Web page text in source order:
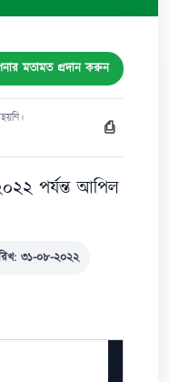
মতামত প্রদান করুন
⎙
পর্যন্ত আপিল
৩১-০৮-২০২২